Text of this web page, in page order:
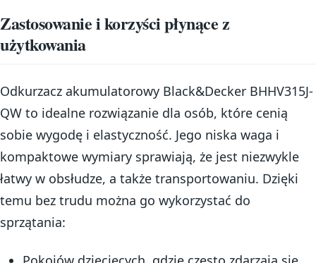
Zastosowanie i korzyści płynące z
użytkowania
Odkurzacz akumulatorowy Black&Decker BHHV315J-
QW to idealne rozwiązanie dla osób, które cenią
sobie wygodę i elastyczność. Jego niska waga i
kompaktowe wymiary sprawiają, że jest niezwykle
łatwy w obsłudze, a także transportowaniu. Dzięki
temu bez trudu można go wykorzystać do
sprzątania: